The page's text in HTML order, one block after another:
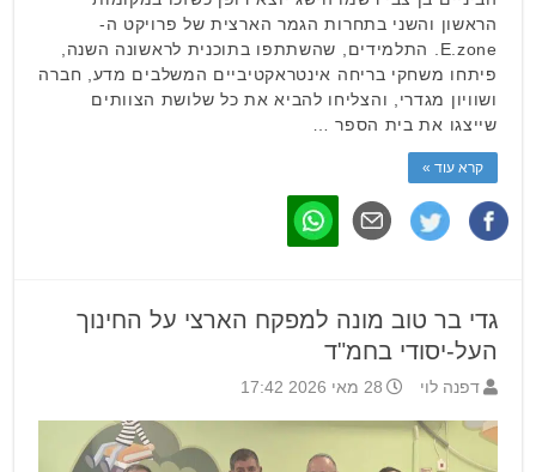
הראשון והשני בתחרות הגמר הארצית של פרויקט ה-
E.zone. התלמידים, שהשתתפו בתוכנית לראשונה השנה,
פיתחו משחקי בריחה אינטראקטיביים המשלבים מדע, חברה
ושוויון מגדרי, והצליחו להביא את כל שלושת הצוותים
שייצגו את בית הספר …
קרא עוד »
גדי בר טוב מונה למפקח הארצי על החינוך
העל-יסודי בחמ"ד
דפנה לוי 28 מאי 2026 17:42